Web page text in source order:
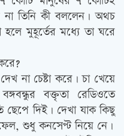
তিনি কী বললেন। অথচ
হলে মুহূর্তের মধ্যে তা ঘরে
না চেষ্টা করে। চা খেয়ে
বক্তৃতা রেডিওতে
ছেপে দিই। দেখা যাক কিছু
শুধু কনসেপ্ট নিয়ে নে।